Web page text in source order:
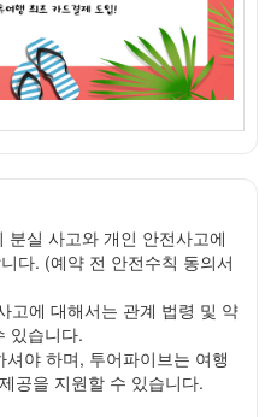
실 사고와 개인 안전사고에
다. (예약 전 안전수칙 동의서
고에 대해서는 관계 법령 및 약
있습니다.
야 하며, 투어파이브는 여행
공을 지원할 수 있습니다.